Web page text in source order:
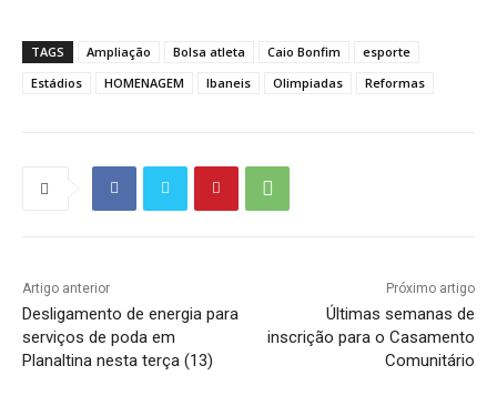
TAGS Ampliação Bolsa atleta Caio Bonfim
esporte
Estádios
HOMENAGEM Ibaneis Olimpiadas Reformas
Artigo anterior
Desligamento de energia para
serviços de poda em
Planaltina nesta terça (13)
Próximo artigo
Últimas semanas de
inscrição para o Casamento
Comunitário